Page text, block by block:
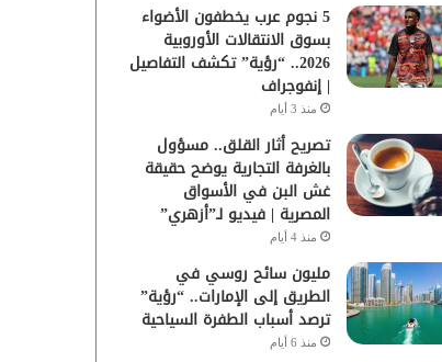
5 نجوم عرب يخطفون الأضواء
بسوق الانتقالات الأوروبية
2026.. “رؤية” تكشف التفاصيل
| إنفوجراف
منذ 3 أيام
تصريح أثار القلق.. مسؤول
بالغرفة التجارية يوضح حقيقة
غش البن في الأسواق
المصرية | فيديو لـ”أزهري”
منذ 4 أيام
مليون سائح روسي في
الطريق إلى الإمارات.. “رؤية”
ترصد أسباب الطفرة السياحية
منذ 6 أيام